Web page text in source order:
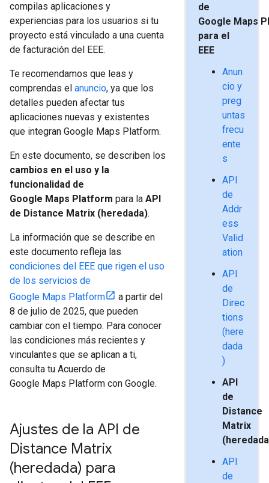
de
Google Maps
para el
EEE
Anun
cio y
preg
untas
frecu
ente
s
API
de
Addr
ess
Valid
ation
API
de
Direc
tions
(here
dada
)
API
de
Distance
Matrix
API
de
compilas aplicaciones y
experiencias para los usuarios si tu
proyecto está vinculado a una cuenta
de facturación del EEE.
Te recomendamos que leas y
comprendas el anuncio, ya que los
detalles pueden afectar tus
aplicaciones nuevas y existentes
que integran Google Maps Platform.
En este documento, se describen los
cambios en el uso y la
funcionalidad de
Google Maps Platform para la API
de Distance Matrix (heredada).
La información que se describe en
este documento refleja las
condiciones del EEE que rigen el uso
de los servicios de
Google Maps Platform
a partir del
8 de julio de 2025, que pueden
cambiar con el tiempo. Para conocer
las condiciones más recientes y
vinculantes que se aplican a ti,
consulta tu Acuerdo de
Google Maps Platform con Google.
Ajustes de la API de
Distance Matrix
(heredada) para